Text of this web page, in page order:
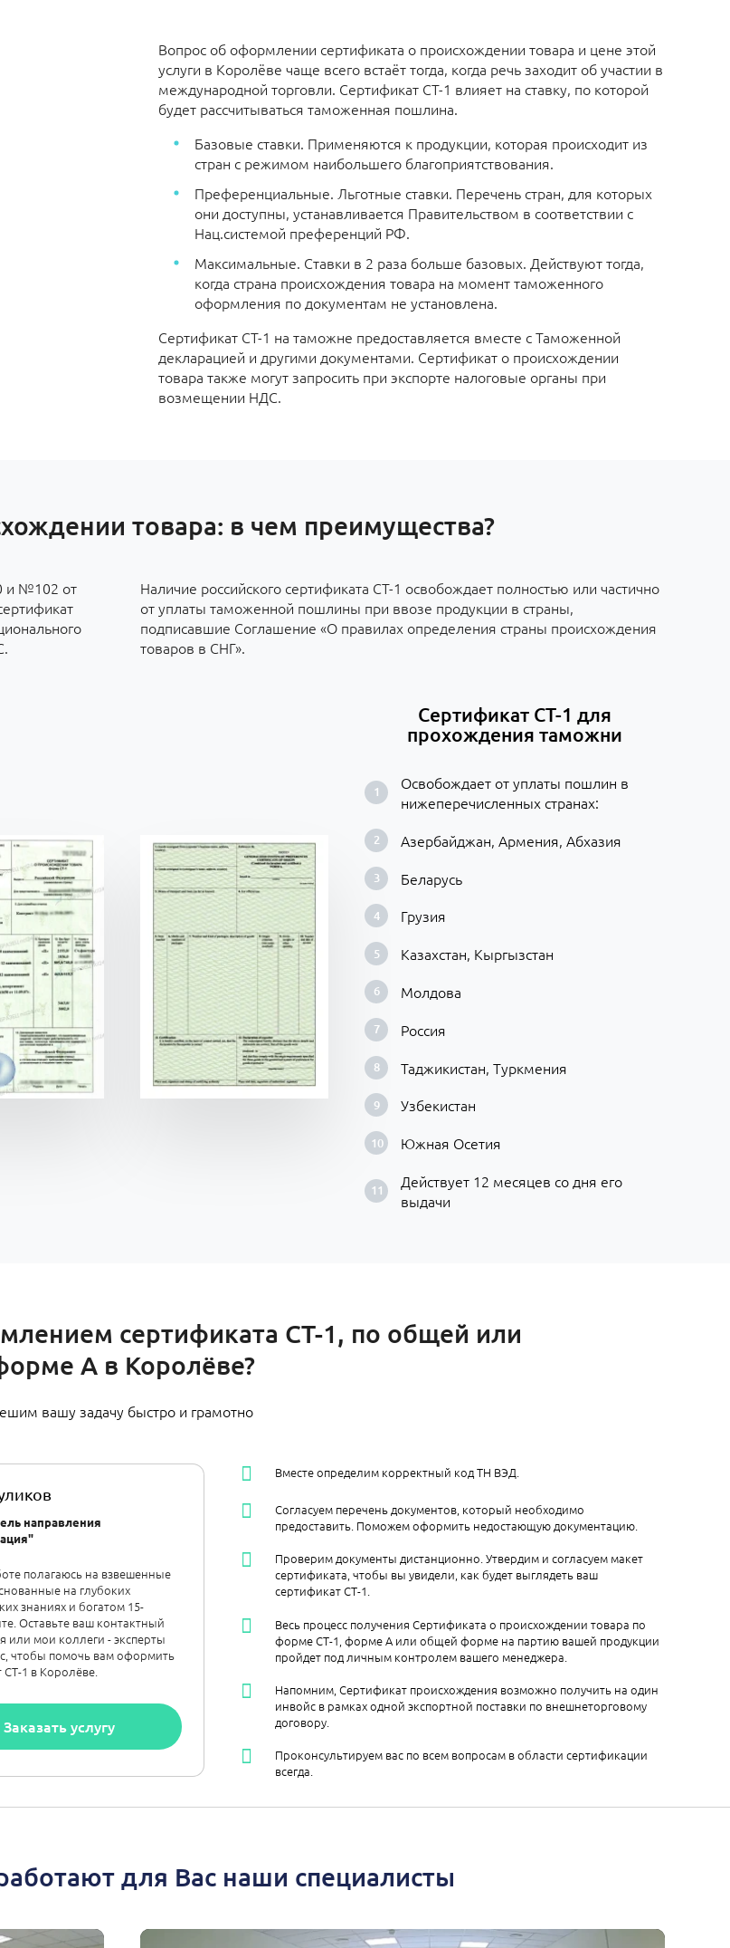
Вопрос об оформлении сертификата о происхождении товара и цене этой
услуги в Королёве чаще всего встаёт тогда, когда речь заходит об участии в
международной торговли. Сертификат СТ-1 влияет на ставку, по которой
будет рассчитываться таможенная пошлина.
Базовые ставки. Применяются к продукции, которая происходит из
стран с режимом наибольшего благоприятствования.
Преференциальные. Льготные ставки. Перечень стран, для которых
они доступны, устанавливается Правительством в соответствии с
Нац.системой преференций РФ.
Максимальные. Ставки в 2 раза больше базовых. Действуют тогда,
когда страна происхождения товара на момент таможенного
оформления по документам не установлена.
Сертификат СТ-1 на таможне предоставляется вместе с Таможенной
декларацией и другими документами. Сертификат о происхождении
товара также могут запросить при экспорте налоговые органы при
возмещении НДС.
товара: в чем преимущества?
и №102 от
Наличие российского сертификата СТ-1 освобождает полностью или частично
от уплаты таможенной пошлины при ввозе продукции в страны,
подписавшие Соглашение «О правилах определения страны происхождения
товаров в СНГ».
Сертификат СТ-1 для
прохождения таможни
Освобождает от уплаты пошлин в
нижеперечисленных странах:
Азербайджан, Армения, Абхазия
Беларусь
Грузия
Казахстан, Кыргызстан
Молдова
Россия
Таджикистан, Туркмения
Узбекистан
Южная Осетия
Действует 12 месяцев со дня его
выдачи
сертификата СТ-1, по общей или
А в Королёве?
вашу задачу быстро и грамотно
направления
полагаюсь на взвешенные
на глубоких
знаниях и богатом 15-
Оставьте ваш контактный
или мои коллеги - эксперты
чтобы помочь вам оформить
СТ-1 в Королёве.
Заказать услугу
Вместе определим корректный код ТН ВЭД.
Согласуем перечень документов, который необходимо
предоставить. Поможем оформить недостающую документацию.
Проверим документы дистанционно. Утвердим и согласуем макет
сертификата, чтобы вы увидели, как будет выглядеть ваш
сертификат СТ-1.
Весь процесс получения Сертификата о происхождении товара по
форме СТ-1, форме А или общей форме на партию вашей продукции
пройдет под личным контролем вашего менеджера.
Напомним, Сертификат происхождения возможно получить на один
инвойс в рамках одной экспортной поставки по внешнеторговому
договору.
Проконсультируем вас по всем вопросам в области сертификации
всегда.
для Вас наши специалисты